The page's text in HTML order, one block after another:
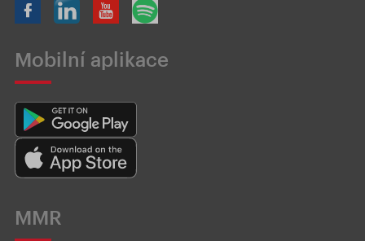
Mobilní aplikace
MMR